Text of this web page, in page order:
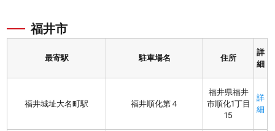
福井市
最寄駅 駐車場名 住所
詳
細
福井城址大名町駅 福井順化第４
福井県福井
市順化1丁目
15
詳
細